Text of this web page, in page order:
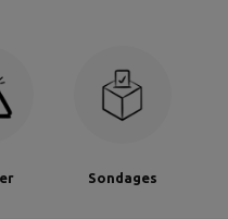
Sondages